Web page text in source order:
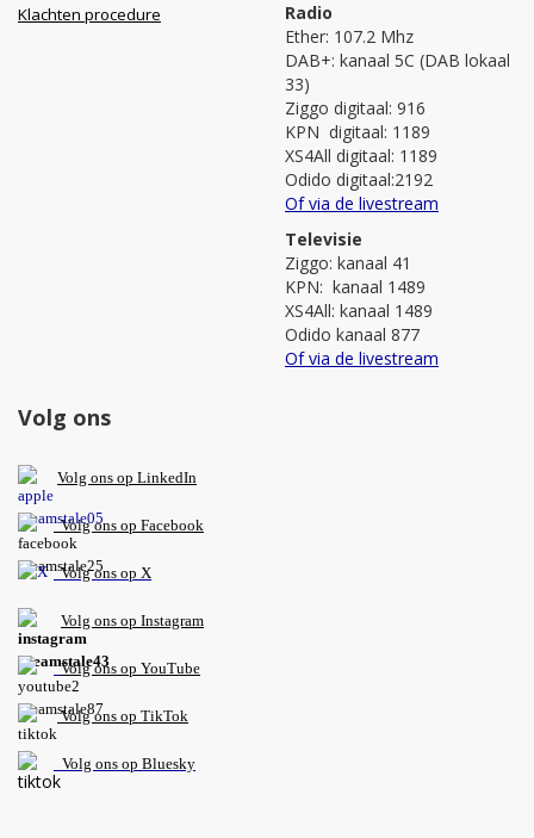
Klachten procedure
Radio
Ether: 107.2 Mhz
DAB+: kanaal 5C (DAB lokaal
33)
Ziggo digitaal: 916
KPN digitaal: 1189
XS4All digitaal: 1189
Odido digitaal:2192
Of via de livestream
Televisie
Ziggo: kanaal 41
KPN: kanaal 1489
XS4All: kanaal 1489
Odido kanaal 877
Of via de livestream
Volg ons
Volg ons op LinkedIn
Volg ons op Facebook
Volg ons op X
Volg ons op Instagram
Volgons op YouTube
Volg ons op TikTok
Volg ons op Bluesky